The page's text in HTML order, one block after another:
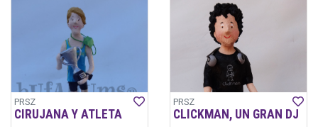
PRSZ
CIRUJANA Y ATLETA
PRSZ
CLICKMAN, UN GRAN DJ